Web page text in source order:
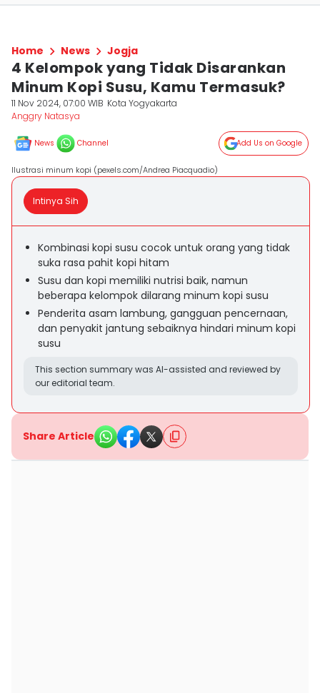
Home News Jogja
4 Kelompok yang Tidak Disarankan
Minum Kopi Susu, Kamu Termasuk?
11 Nov 2024, 07:00 WIB Kota Yogyakarta
Anggry Natasya
News Channel Add Us on Google
Ilustrasi minum kopi (pexels.com/Andrea Piacquadio)
Intinya Sih
Kombinasi kopi susu cocok untuk orang yang tidak
suka rasa pahit kopi hitam
Susu dan kopi memiliki nutrisi baik, namun
beberapa kelompok dilarang minum kopi susu
Penderita asam lambung, gangguan pencernaan,
dan penyakit jantung sebaiknya hindari minum kopi
susu
This section summary was AI-assisted and reviewed by
our editorial team.
Share Article